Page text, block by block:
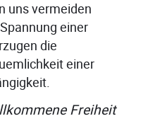
uns vermeiden
einer
die
einer
Freiheit